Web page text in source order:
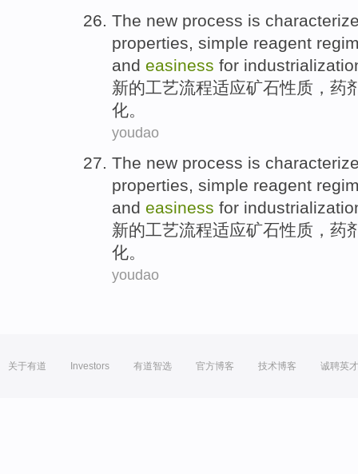
The new process is
properties, simple reagent
and easiness for
新的工艺流程适应矿石性质 ， 药
化。
youdao
The new process is
properties, simple reagent
and easiness for
新的工艺流程适应矿石性质 ， 药
化。
youdao
关于有道 Investors 有道智选 官方博客 技术博客 诚聘英才